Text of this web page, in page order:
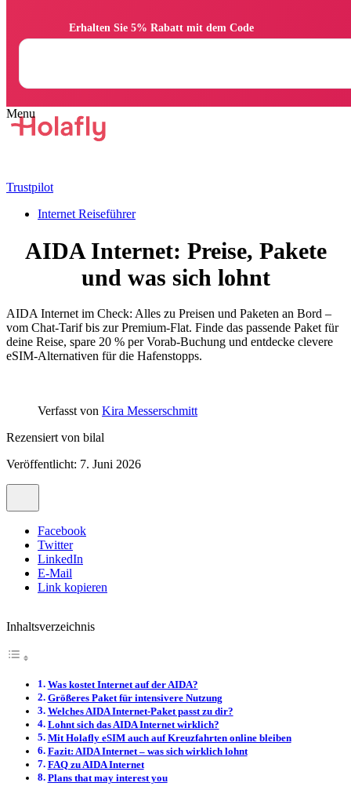
Trustpilot
Internet Reiseführer
AIDA Internet: Preise, Pakete
und was sich lohnt
AIDA Internet im Check: Alles zu Preisen und Paketen an Bord –
vom Chat-Tarif bis zur Premium-Flat. Finde das passende Paket für
deine Reise, spare 20 % per Vorab-Buchung und entdecke clevere
eSIM-Alternativen für die Hafenstopps.
Verfasst von Kira Messerschmitt
Rezensiert von bilal
Veröffentlicht: 7. Juni 2026
Facebook
Twitter
LinkedIn
E-Mail
Link kopieren
Inhaltsverzeichnis
Was kostet Internet auf der AIDA?
Größeres Paket für intensivere Nutzung
Welches AIDA Internet-Paket passt zu dir?
Lohnt sich das AIDA Internet wirklich?
Mit Holafly eSIM auch auf Kreuzfahrten online bleiben
Fazit: AIDA Internet – was sich wirklich lohnt
FAQ zu AIDA Internet
Plans that may interest you